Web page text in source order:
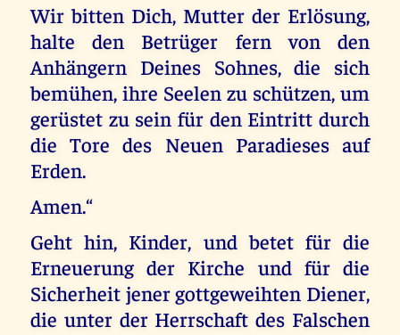
Wir bitten Dich, Mutter der Erlösung,
halte den Betrüger fern von den
Anhängern Deines Sohnes, die sich
bemühen, ihre Seelen zu schützen, um
gerüstet zu sein für den Eintritt durch
die Tore des Neuen Paradieses auf
Erden.
Amen.“
Geht hin, Kinder, und betet für die
Erneuerung der Kirche und für die
Sicherheit jener gottgeweihten Diener,
die unter der Herrschaft des Falschen